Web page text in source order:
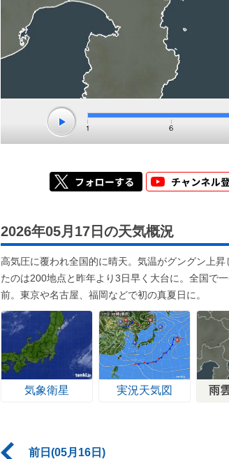
2026年05月17日の天気概況
高気圧に覆われ全国的に晴天。気温がグングン上
たのは200地点と昨年より3日早く大台に。全国で
前。東京や名古屋、福岡などで初の真夏日に。
気象衛星 実況天気図 雨
前日(05月16日)